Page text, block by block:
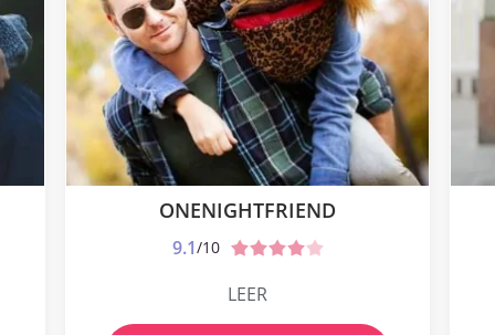
ONENIGHTFRIEND
9.1/10
LEER